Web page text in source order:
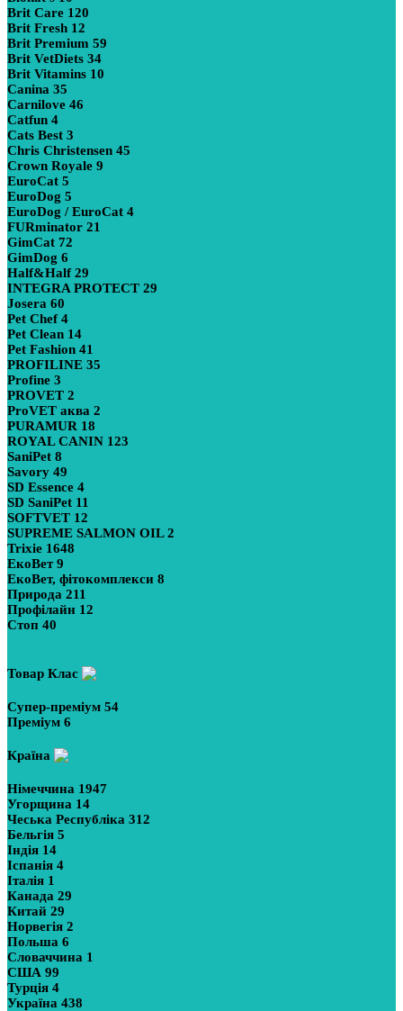
Brit Care 120
Brit Fresh 12
Brit Premium 59
Brit VetDiets 34
Brit Vitamins 10
Canina 35
Carnilove 46
Catfun 4
Cats Best 3
Chris Christensen 45
Crown Royale 9
EuroCat 5
EuroDog 5
EuroDog / EuroCat 4
FURminator 21
GimCat 72
GimDog 6
Half&Half 29
INTEGRA PROTECT 29
Josera 60
Pet Chef 4
Pet Clean 14
Pet Fashion 41
PROFILINE 35
Profine 3
PROVET 2
ProVET аква 2
PURAMUR 18
ROYAL CANIN 123
SaniPet 8
Savory 49
SD Essence 4
SD SaniPet 11
SOFTVET 12
SUPREME SALMON OIL2
Trixie 1648
ЕкоВет9
ЕкоВет, фітокомплекси 8
Природа 211
Профілайн 12
Стоп 40
Товар Клас
Супер-преміум 54
Преміум 6
Країна
Німеччина 1947
Угорщина 14
Чеська Республіка 312
Бельгія 5
Індія 14
Іспанія 4
Італія 1
Канада 29
Китай 29
Норвегія 2
Польша 6
Словаччина 1
США 99
Турція 4
Україна 438